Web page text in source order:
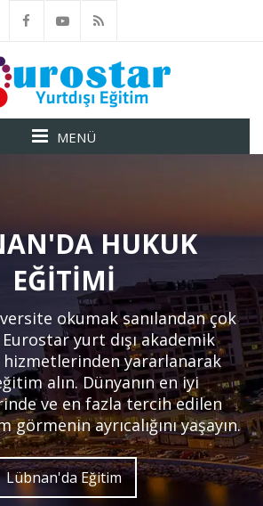
MENÜ
HUKUK
EĞITIMI
okumak sanılandan çok
yurt dışı akademik
hizmetlerinden yararlanarak
alın. Dünyanın en iyi
ve en fazla tercih edilen
ayrıcalığını yaşayın.
Lübnan'da Eğitim